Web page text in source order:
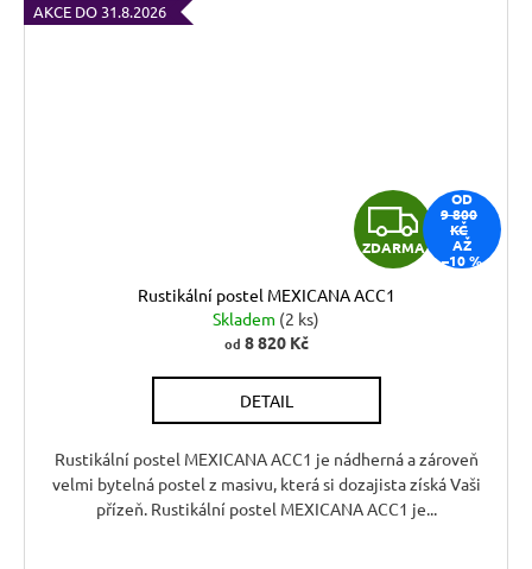
AKCE DO 31.8.2026
Z
D
A
ZDARMA
OD
9 800
KČ
AŽ
–10 %
Rustikální postel MEXICANA ACC1
Skladem (2 ks)
od 8 820 Kč
DETAIL
Rustikální postel MEXICANA ACC1 je nádherná a zároveň
velmi bytelná postel z masivu, která si dozajista získá Vaši
přízeň. Rustikální postel MEXICANA ACC1 je...